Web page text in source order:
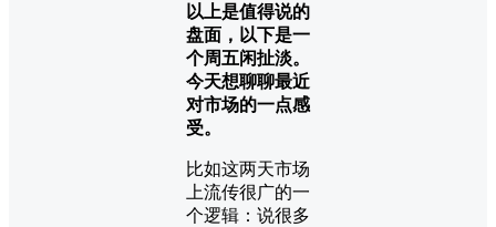
以上是值得说的
盘面，以下是一
个周五闲扯淡。
今天想聊聊最近
对市场的一点感
受。
比如这两天市场
上流传很广的一
个逻辑：说很多